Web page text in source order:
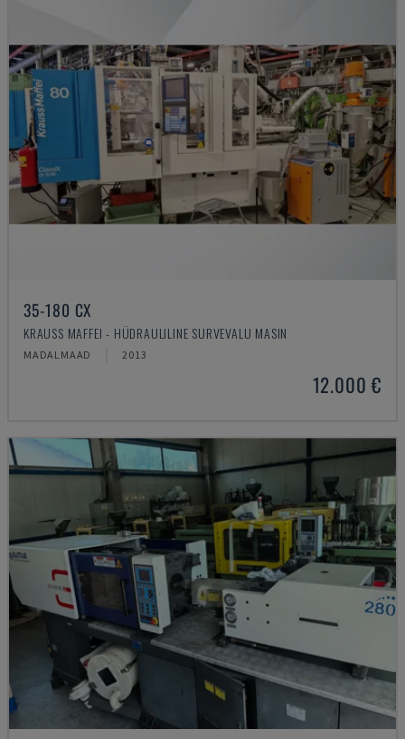
35-180 CX
KRAUSS MAFFEI - HÜDRAULILINE SURVEVALU MASIN
MADALMAAD 2013
12.000 €